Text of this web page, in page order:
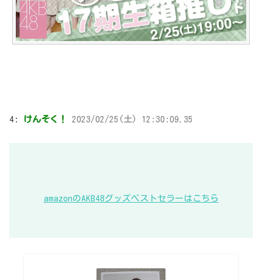
4: けんそく！ 2023/02/25(土) 12:30:09.35
amazonのAKB48グッズベストセラーはこちら